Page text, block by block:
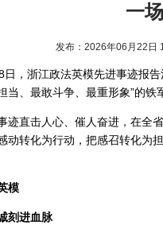
一
发布：2026年06月22日
日，浙江政法英模先进事迹报
当、最敢斗争、最重形象”的铁
迹直击人心、催人奋进，在全
动转化为行动，把感召转化为
模
刻进血脉